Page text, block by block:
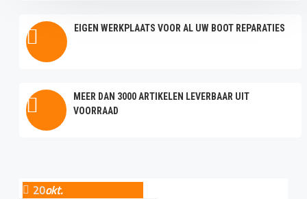
EIGEN WERKPLAATS VOOR AL UW BOOT REPARATIES
MEER DAN 3000 ARTIKELEN LEVERBAAR UIT
VOORRAAD
20okt.